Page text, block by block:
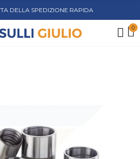
DELLA SPEDIZIONE RAPIDA
0